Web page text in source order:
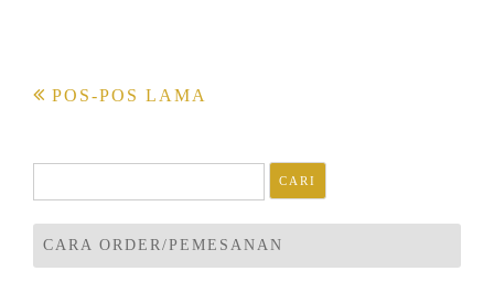
Navigasi
POS-POS LAMA
untuk:
CARA ORDER/PEMESANAN